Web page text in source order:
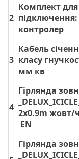
2
Комплект для
підключення:
контролер
3
Кабель
класу
мм кв
4
Гірлянда
2x0.9m жовт/
EN
Гірлянда